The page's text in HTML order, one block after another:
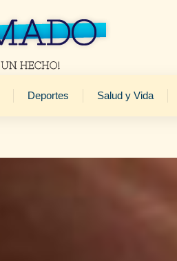
Deportes Salud y Vida